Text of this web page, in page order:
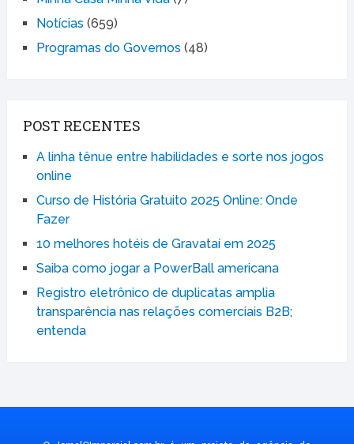
Notícias (659)
Programas do Governos (48)
POST RECENTES
A linha tênue entre habilidades e sorte nos jogos
online
Curso de História Gratuito 2025 Online: Onde
Fazer
10 melhores hotéis de Gravataí em 2025
Saiba como jogar a PowerBall americana
Registro eletrônico de duplicatas amplia
transparência nas relações comerciais B2B;
entenda